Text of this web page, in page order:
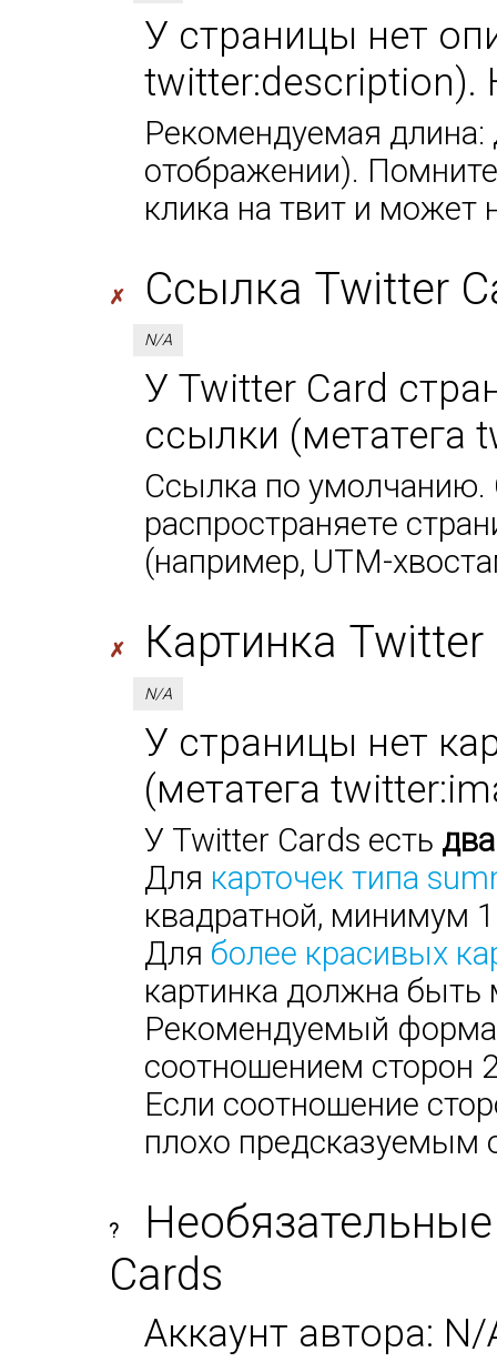
У страницы нет
twitter:description).
Рекомендуемая длина:
отображении).
клика на твит и может
✗ Ссылка Twitter
N/A
У Twitter Card
ссылки (метатега
Ссылка по умолчанию.
распространяете
(например, UTM-
✗ Картинка
N/A
У страницы нет
(метатега
У Twitter Cards есть
Для карточек типа
квадратной, минимум
Для более красивых
картинка должна
Рекомендуемый
соотношением сторон
Если соотношение
плохо предсказуемым
?
Cards
Аккаунт автора: N/